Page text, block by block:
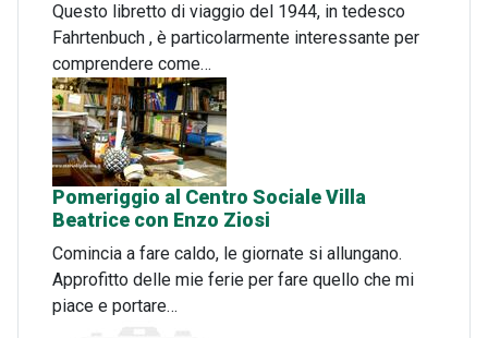
Questo libretto di viaggio del 1944, in tedesco
Fahrtenbuch , è particolarmente interessante per
comprendere come…
Pomeriggio al Centro Sociale Villa
Beatrice con Enzo Ziosi
Comincia a fare caldo, le giornate si allungano.
Approfitto delle mie ferie per fare quello che mi
piace e portare…